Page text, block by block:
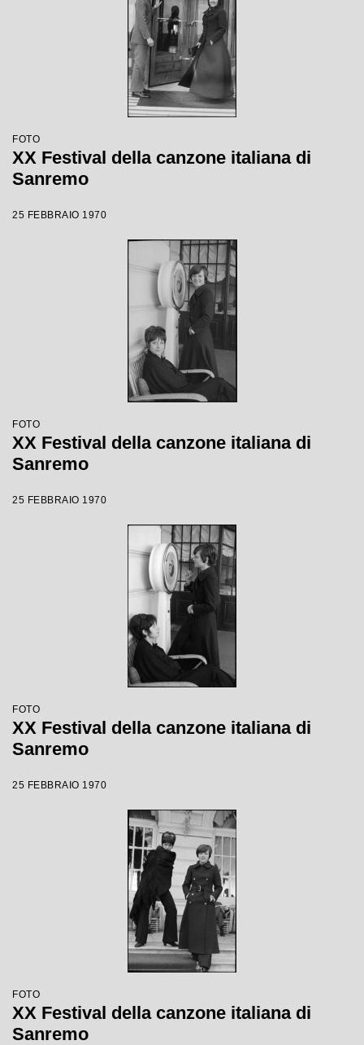
FOTO
XX Festival della canzone italiana di
Sanremo
25 FEBBRAIO 1970
FOTO
XX Festival della canzone italiana di
Sanremo
25 FEBBRAIO 1970
FOTO
XX Festival della canzone italiana di
Sanremo
25 FEBBRAIO 1970
FOTO
XX Festival della canzone italiana di
Sanremo